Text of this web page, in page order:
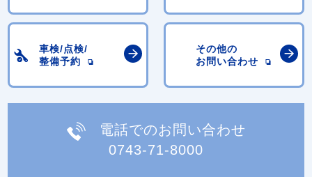
車検/点検/
整備予約
その他の
お問い合わせ
電話でのお問い合わせ
0743-71-8000